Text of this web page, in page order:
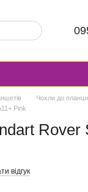
Чохли до
Pink
Rover
відгук